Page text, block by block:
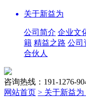
关于新益为
公司简介 企业文
籍 精益之路 公司
合伙人
咨询热线：191-1276-
网站首页 > 关于新益为